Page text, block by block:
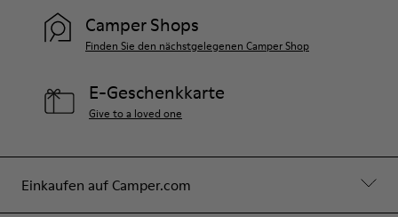
Einkaufen auf Camper.com
Camper Shops
Finden Sie den nächstgelegenen Camper Shop
E-Geschenkkarte
Give to a loved one